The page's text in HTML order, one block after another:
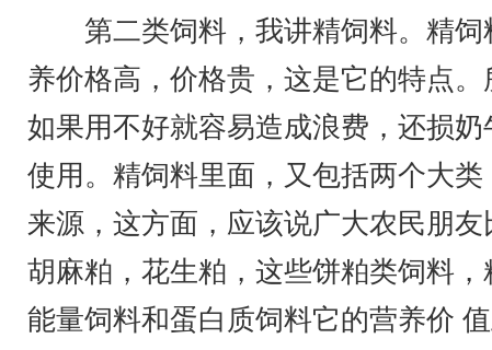
第二类饲料，我讲精饲料。精饲
养价格高，价格贵，这是它的特点
如果用不好就容易造成浪费，还损
使用。精饲料里面，又包括两个大
来源，这方面，应该说广大农民朋
胡麻粕，花生粕，这些饼粕类饲料
能量饲料和蛋白质饲料它的营养价